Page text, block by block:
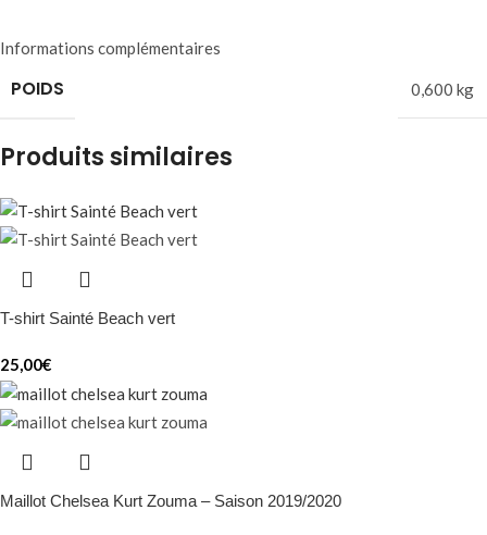
Informations complémentaires
POIDS 0,600 kg
Produits similaires
T-shirt Sainté Beach vert
25,00€
Maillot Chelsea Kurt Zouma – Saison 2019/2020